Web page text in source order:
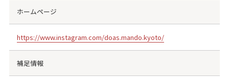
ホームページ
https://www.instagram.com/doas.mando.kyoto/
補足情報